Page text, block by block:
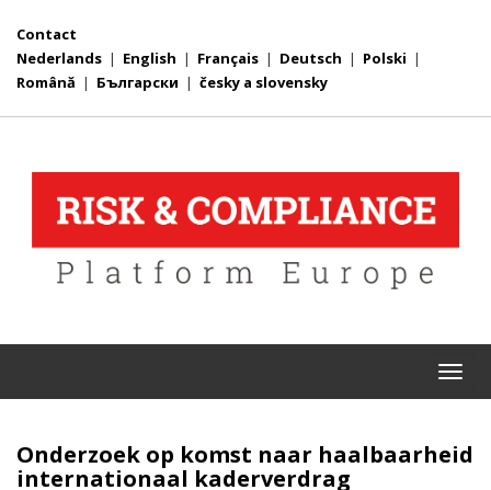
Contact
Nederlands | English | Français | Deutsch | Polski |
Română | Български | česky a slovensky
Onderzoek op komst naar haalbaarheid
internationaal kaderverdrag